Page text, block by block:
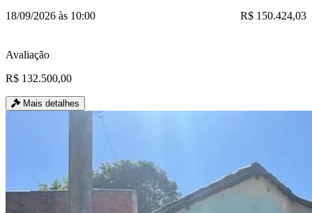
18/09/2026 às 10:00
R$ 150.424,03
Avaliação
R$ 132.500,00
Mais detalhes